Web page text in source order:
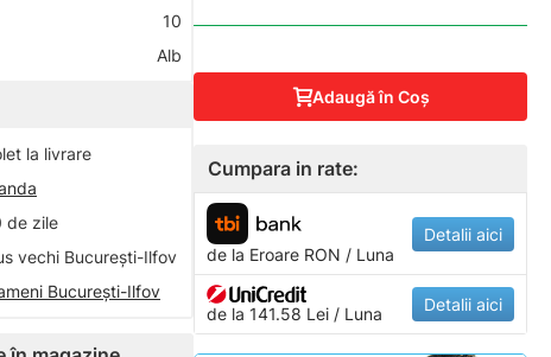
10
Alb
la livrare
de zile
vechi București-Ilfov
București-Ilfov
Adaugă în Coş
Cumpara in rate:
de la Eroare RON / Luna
Detalii aici
de la 141.58 Lei / Luna Detalii aici